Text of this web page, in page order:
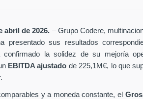
abril de 2026. – Grupo Codere,
presentado sus resultados
confirmado la solidez de su mejoría
EBITDA ajustado de 225,1M€, lo que
y a moneda constante, el